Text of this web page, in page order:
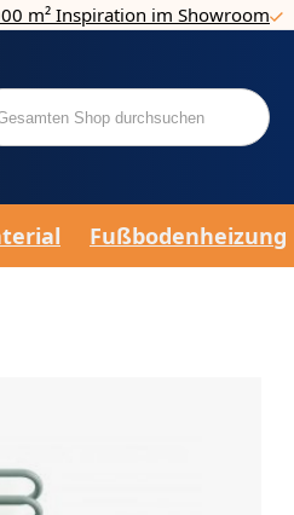
m² Inspiration im Showroom
Fußbodenheizung